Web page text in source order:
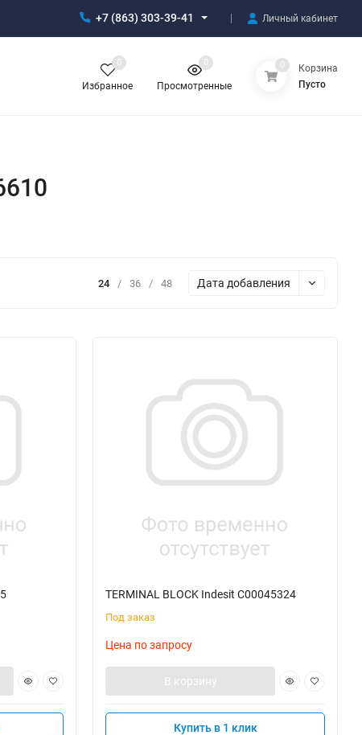
+7 (863) 303-39-41 Личный кабинет
Избранное
0
Просмотренные
0 0
Корзина
Пусто
24 / 36 / 48 Дата добавления
TERMINAL BLOCK Indesit C00045324
Под заказ
Цена по запросу
В корзину
Купить в 1 клик